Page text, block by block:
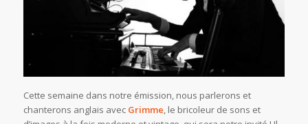
Cette semaine dans notre émission, nous parlerons et
chanterons anglais avec Grimme, le bricoleur de sons et